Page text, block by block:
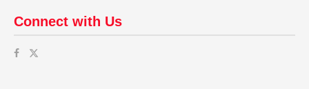
Connect with Us